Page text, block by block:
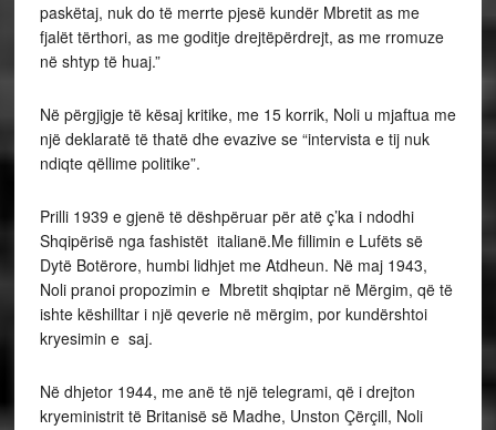
paskëtaj, nuk do të merrte pjesë kundër Mbretit as me
fjalët tërthori, as me goditje drejtëpërdrejt, as me rromuze
në shtyp të huaj.”
Në përgjigje të kësaj kritike, me 15 korrik, Noli u mjaftua me
një deklaratë të thatë dhe evazive se “intervista e tij nuk
ndiqte qëllime politike”.
Prilli 1939 e gjenë të dëshpëruar për atë ç’ka i ndodhi
Shqipërisë nga fashistët italianë.Me fillimin e Lufëts së
Dytë Botërore, humbi lidhjet me Atdheun. Në maj 1943,
Noli pranoi propozimin e Mbretit shqiptar në Mërgim, që të
ishte këshilltar i një qeverie në mërgim, por kundërshtoi
kryesimin e saj.
Në dhjetor 1944, me anë të një telegrami, që i drejton
kryeministrit të Britanisë së Madhe, Unston Çërçill, Noli